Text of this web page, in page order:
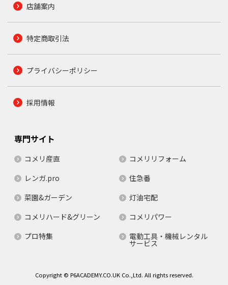
店舗案内
特定商取引法
プライバシーポリシー
採用情報
専門サイト
コメリ産直
コメリリフォーム
レンガ.pro
住急番
菜園&ガーデン
灯油宅配
コメリハード&グリーン
コメリパワー
プロ特集
電動工具・機械レンタル
サービス
Copyright © P6ACADEMY.CO.UK Co.,Ltd. All rights reserved.